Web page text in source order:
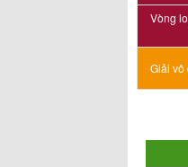
Vòng
Giải vô